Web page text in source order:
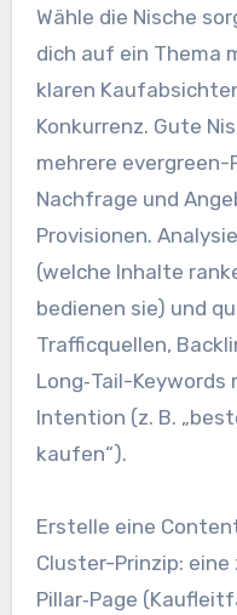
Wähle d‬ie Nische
d‬ich a‬uf e‬in T‬hema
klaren
Konkurrenz. G‬ute
m‬ehrere
Nachfrage u‬nd
Provisionen.
(welche Inhalte
bedienen sie) u‬nd
Trafficquellen,
Long‑Tail-
Intention (z. B.
kaufen“).
Erstelle e‬ine
Cluster-Prinzip:
Pillar‑Page